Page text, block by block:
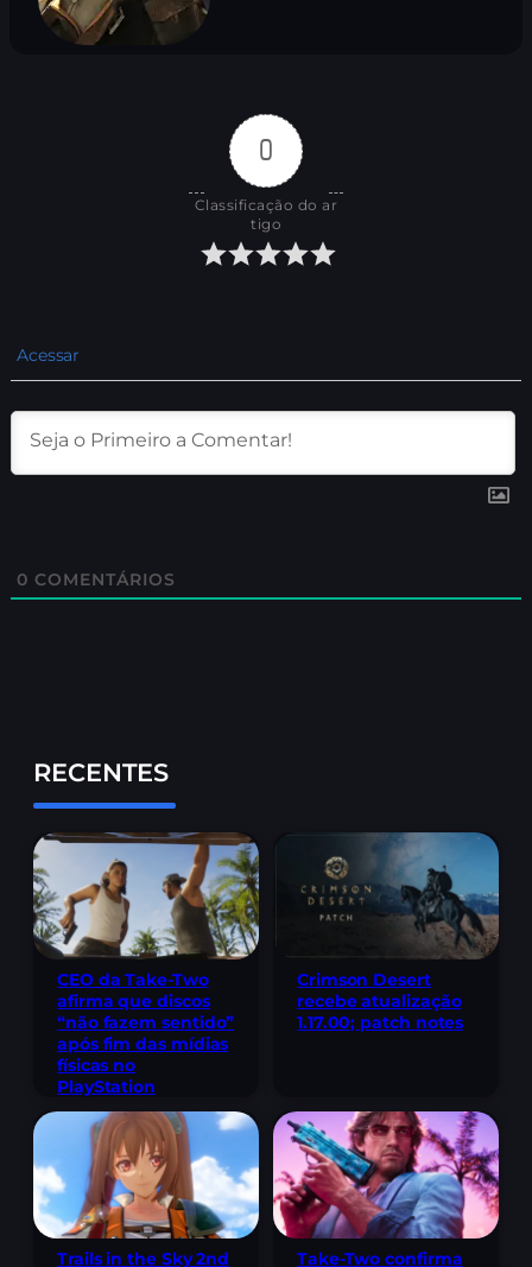
0
Classificação do ar
tigo
Acessar
0 COMENTÁRIOS
RECENTES
CEO da Take-Two
afirma que discos
“não fazem sentido”
após fim das mídias
físicas no
PlayStation
Crimson Desert
recebe atualização
1.17.00; patch notes
Trails in the Sky 2nd Take-Two confirma